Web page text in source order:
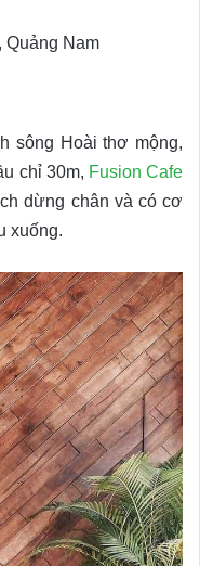
Quảng Nam
sông Hoài thơ mộng,
chỉ 30m, Fusion Cafe
dừng chân và có cơ
xuống.